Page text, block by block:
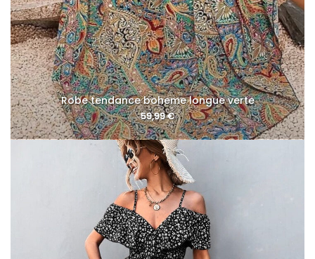
Robe tendance boheme longue verte
59,99€